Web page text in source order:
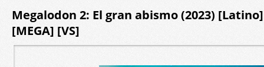
Megalodon 2: El gran abismo (2023) [Latino]
[MEGA] [VS]